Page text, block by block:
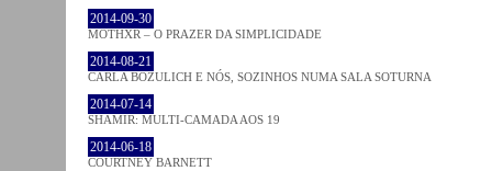
2014-09-30
MOTHXR – O PRAZER DA SIMPLICIDADE
2014-08-21
CARLA BOZULICH E NÓS, SOZINHOS NUMA SALA SOTURNA
2014-07-14
SHAMIR: MULTI-CAMADA AOS 19
2014-06-18
COURTNEY BARNETT